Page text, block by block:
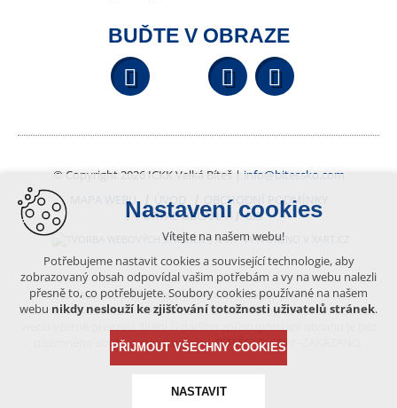
BUĎTE V OBRAZE
Facebook YouTube
© Copyright 2026 ICKK Velká Bíteš | info@bitessko.com
MAPA WEBU
ÚVOD
OBCHODNÍ PODMÍNKY
PORTÁL OBČANA
GIS
VYTVOŘENO V XART.CZ
Obsah tohoto portálu je chráněn autorským právem, které
vykonává vydavatel. Jakékoliv užití článků a fotografií z této podoby
písemného souhlasu vydavatele – BÍTEŠSKO.COM -ZAKÁZÁNO.
Nastavení cookies
Vítejte na našem webu!
Potřebujeme nastavit cookies a související technologie, aby
zobrazovaný obsah odpovídal vašim potřebám a vy na webu nalezli
přesně to, co potřebujete. Soubory cookies používané na našem
webu nikdy neslouží ke zjišťování totožnosti uživatelů stránek.
PŘIJMOUT VŠECHNY COOKIES
NASTAVIT